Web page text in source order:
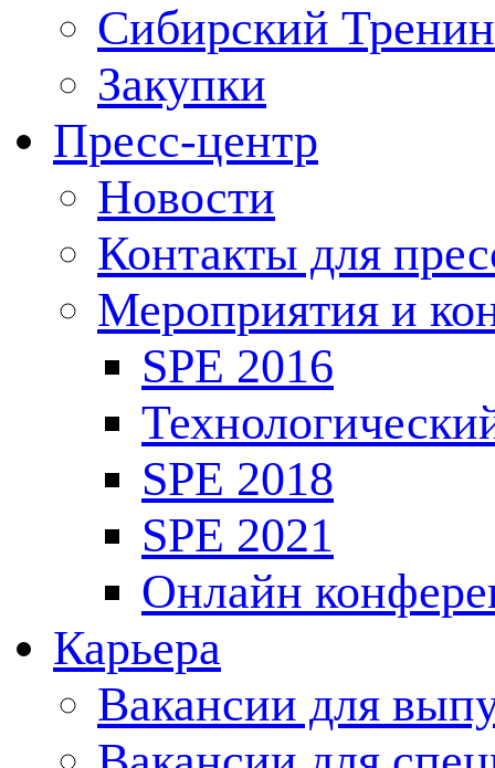
Сибирский
Закупки
Пресс-центр
Новости
Контакты для
Мероприятия и
SPE 2016
SPE 2018
SPE 2021
Онлайн
Карьера
Вакансии для